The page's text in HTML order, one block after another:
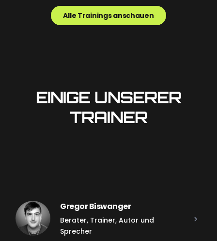
Alle Trainings anschauen
EINIGE UNSERER
TRAINER
Gregor Biswanger
Berater, Trainer, Autor und
Sprecher